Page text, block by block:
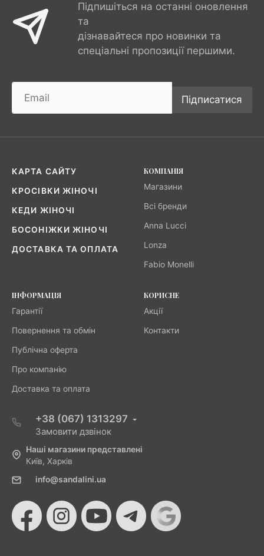
Підпишіться на останні оновлення
та
дізнавайтеся про новинки та
спеціальні пропозиції першими.
Підписатися
КАРТА САЙТУ
КРОСІВКИ ЖІНОЧІ
КЕДИ ЖІНОЧІ
БОСОНІЖКИ ЖІНОЧІ
ДОСТАВКА ТА ОПЛАТА
КОМПАНІЯ
Магазини
Всі бренди
Anna Lucci
Lonza
Fabio Monelli
ІНФОРМАЦІЯ
Гарантії
Повернення та обмін
Публічна оферта
Про компанію
Доставка та оплата
КОРИСНЕ
Акції
Контакти
+38 (067) 1313297
Замовити дзвінок
Наші магазини представлені
Київ, Харків
info@sandalini.ua